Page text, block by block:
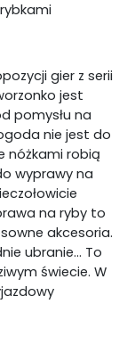
gier z serii
jest
pomysłu na
nie jest do
nóżkami robią
wyprawy na
na ryby to
akcesoria.
ubranie… To
świecie. W